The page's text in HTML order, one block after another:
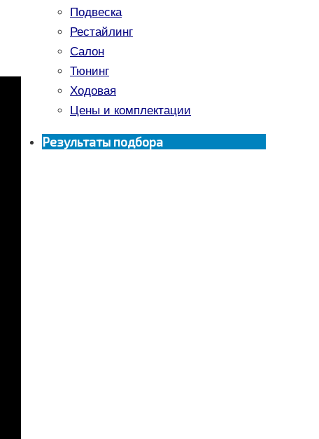
Подвеска
Рестайлинг
Салон
Тюнинг
Ходовая
Цены и комплектации
Результаты подбора